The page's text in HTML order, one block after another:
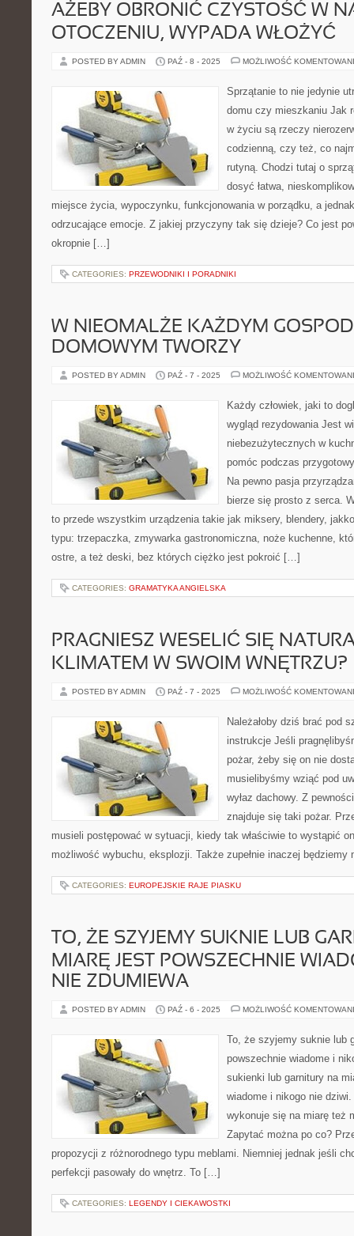
AŻEBY OBRONIĆ CZYSTOŚĆ W
OTOCZENIU, WYPADA WŁOŻYĆ
POSTED BY ADMIN PAŹ - 8 - 2025 MOŻLIWOŚĆ
Sprzątanie to nie jedynie
domu czy mieszkaniu Jak
w życiu są rzeczy
codzienną, czy też, co
rutyną. Chodzi tutaj o
dosyć łatwa,
miejsce życia, wypoczynku, funkcjonowania w porządku, a
odrzucające emocje. Z jakiej przyczyny tak się dzieje? Co jest
okropnie […]
CATEGORIES: PRZEWODNIKI I PORADNIKI
W NIEOMALŻE KAŻDYM
DOMOWYM TWORZY
POSTED BY ADMIN PAŹ - 7 - 2025 MOŻLIWOŚĆ
Każdy człowiek, jaki to
wygląd rezydowania Jest
niebezużytecznych w
pomóc podczas
Na pewno pasja
bierze się prosto z serca.
to przede wszystkim urządzenia takie jak miksery, blendery,
typu: trzepaczka, zmywarka gastronomiczna, noże kuchenne,
ostre, a też deski, bez których ciężko jest pokroić […]
CATEGORIES: GRAMATYKA ANGIELSKA
PRAGNIESZ WESELIĆ SIĘ
KLIMATEM W SWOIM WNĘTRZU?
POSTED BY ADMIN PAŹ - 7 - 2025 MOŻLIWOŚĆ
Należałoby dziś brać pod
instrukcje Jeśli
pożar, żeby się on nie
musielibyśmy wziąć pod
wyłaz dachowy. Z
znajduje się taki pożar.
musieli postępować w sytuacji, kiedy tak właściwie to wystąpić
możliwość wybuchu, eksplozji. Także zupełnie inaczej
CATEGORIES: EUROPEJSKIE RAJE PIASKU
TO, ŻE SZYJEMY SUKNIE LUB
MIARĘ JEST POWSZECHNIE
NIE ZDUMIEWA
POSTED BY ADMIN PAŹ - 6 - 2025 MOŻLIWOŚĆ
To, że szyjemy suknie lub
powszechnie wiadome i
sukienki lub garnitury na
wiadome i nikogo nie
wykonuje się na miarę też
Zapytać można po co?
propozycji z różnorodnego typu meblami. Niemniej jednak jeśli
perfekcji pasowały do wnętrz. To […]
CATEGORIES: LEGENDY I CIEKAWOSTKI